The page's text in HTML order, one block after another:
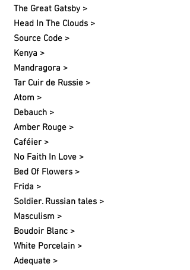
The Great Gatsby >
Head In The Clouds >
Source Code >
Kenya >
Mandragora >
Tar Cuir de Russie >
Atom >
Debauch >
Amber Rouge >
Caféier >
No Faith In Love >
Bed Of Flowers >
Frida >
Soldier. Russian tales >
Masculism >
Boudoir Blanc >
White Porcelain >
Adequate >